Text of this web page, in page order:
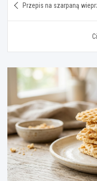
wpisu
Przepis na szarpaną